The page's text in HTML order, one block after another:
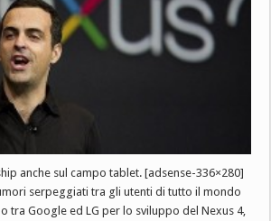
anche sul campo tablet. [adsense-336×280]
serpeggiati tra gli utenti di tutto il mondo
tra Google ed LG per lo sviluppo del Nexus 4,